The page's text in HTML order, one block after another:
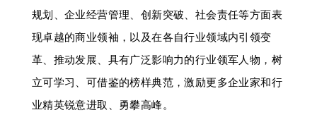
规划、企业经营管理、创新突破、社会责任等方面表
现卓越的商业领袖，以及在各自行业领域内引领变
革、推动发展、具有广泛影响力的行业领军人物，树
立可学习、可借鉴的榜样典范，激励更多企业家和行
业精英锐意进取、勇攀高峰。